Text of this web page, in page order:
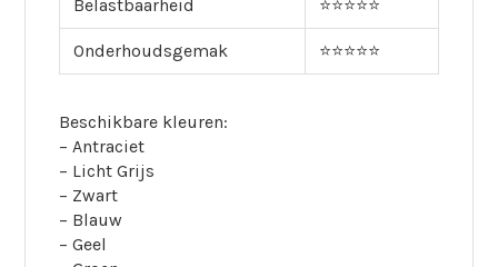
Belastbaarheid ⭐⭐⭐⭐⭐
Onderhoudsgemak ⭐⭐⭐⭐⭐
Beschikbare kleuren:
– Antraciet
– Licht Grijs
– Zwart
– Blauw
– Geel